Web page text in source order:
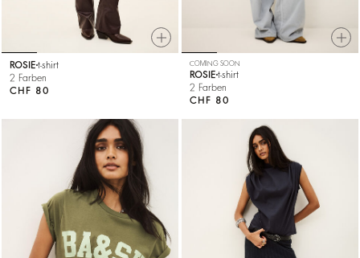
ROSIE t-shirt
2 Farben
CHF 80
COMING SOON
ROSIE t-shirt
2 Farben
CHF 80